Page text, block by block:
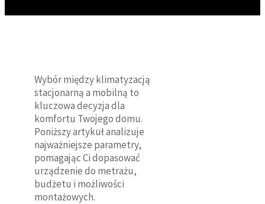
Wybór między klimatyzacją
stacjonarną a mobilną to
kluczowa decyzja dla
komfortu Twojego domu.
Poniższy artykuł analizuje
najważniejsze parametry,
pomagając Ci dopasować
urządzenie do metrażu,
budżetu i możliwości
montażowych.